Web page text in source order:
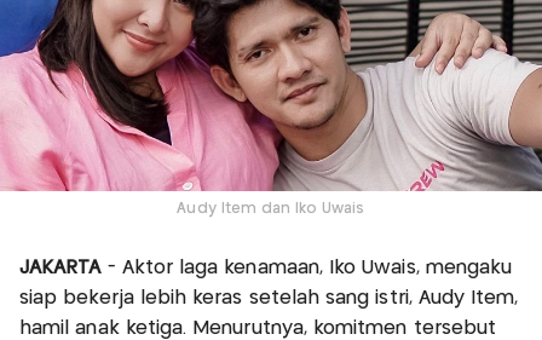
Audy Item dan Iko Uwais
JAKARTA- Aktor laga kenamaan, Iko Uwais, mengaku
siap bekerja lebih keras setelah sang istri, Audy Item,
hamil anak ketiga. Menurutnya, komitmen tersebut